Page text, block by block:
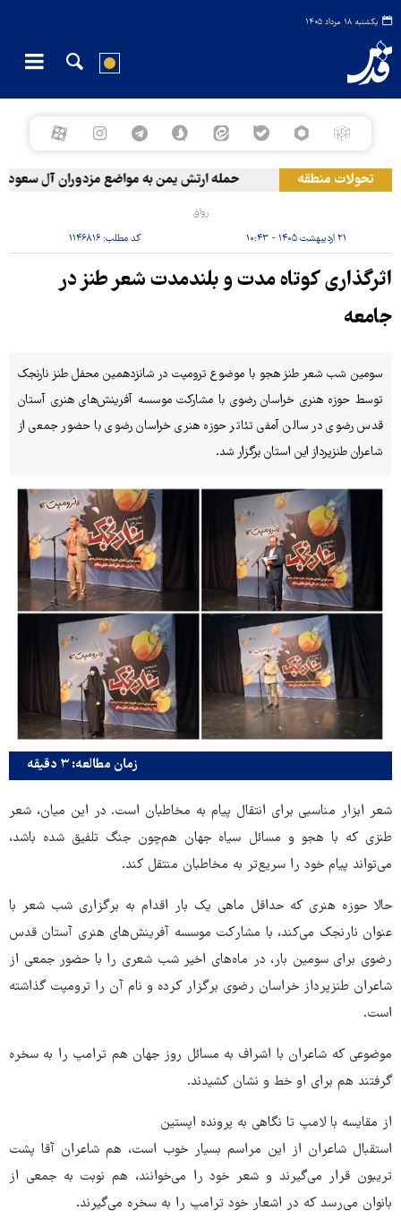
یکشنبه ۱۸ مرداد ۱۴۰۵
تحولات منطقه حمله ارتش یمن به مواضع مزدوران آل سعود
رواق
۲۱ اردیبهشت ۱۴۰۵ - ۱۰:۴۳ کد مطلب:۱۱۴۶۸۱۶
اثرگذاری کوتاه مدت و بلندمدت شعر طنز در
جامعه
سومین شب شعر طنز هجو با موضوع ترومپت در شانزدهمین محفل طنز نارنجک
توسط حوزه هنری خراسان رضوی با مشارکت موسسه آفرینش‌های هنری آستان
قدس رضوی در سالن آمفی تئاتر حوزه هنری خراسان رضوی با حضور جمعی از
شاعران طنزپرداز این استان برگزار شد.
زمان مطالعه: ۳ دقیقه
شعر ابزار مناسبی برای انتقال پیام به مخاطبان است. در این میان، شعر
طنزی که با هجو و مسائل سیاه جهان هم‌چون جنگ تلفیق شده باشد،
می‌تواند پیام خود را سریع‌تر به مخاطبان منتقل کند.
حالا حوزه هنری که حداقل ماهی یک بار اقدام به برگزاری شب شعر با
عنوان نارنجک می‌کند، با مشارکت موسسه آفرینش‌های هنری آستان قدس
رضوی برای سومین بار، در ماه‌های اخیر شب شعری را با حضور جمعی از
شاعران طنزپرداز خراسان رضوی برگزار کرده و نام آن را ترومپت گذاشته
است.
موضوعی که شاعران با اشراف به مسائل روز جهان هم ترامپ را به سخره
گرفتند هم برای او خط و نشان کشیدند.
از مقایسه با لامپ تا نگاهی به پرونده اپستین
استقبال شاعران از این مراسم بسیار خوب است، هم شاعران آقا پشت
تریبون قرار می‌گیرند و شعر خود را می‌خوانند، هم نوبت به جمعی از
بانوان می‌رسد که در اشعار خود ترامپ را به سخره می‌گیرند.